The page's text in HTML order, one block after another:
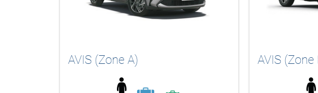
AVIS (Zone A) AVIS (Zone